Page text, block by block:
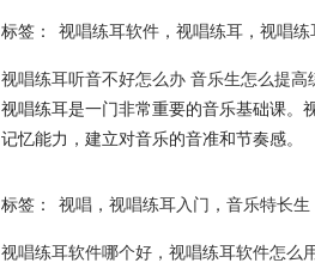
标签： 视唱练耳软件 ， 视唱练耳 ， 视唱练
视唱练耳听音不好怎么办 音乐生怎么提高
视唱练耳是一门非常重要的音乐基础课。
记忆能力，建立对音乐的音准和节奏感。
标签： 视唱 ， 视唱练耳入门 ， 音乐特长生
视唱练耳软件哪个好，视唱练耳软件怎么